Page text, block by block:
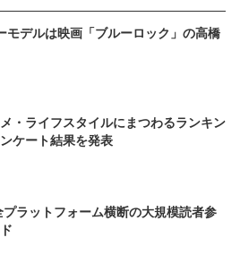
モデルは映画「ブルーロック」の高橋
・ライフスタイルにまつわるランキン
ケート結果を発表
ラットフォーム横断の大規模読者参